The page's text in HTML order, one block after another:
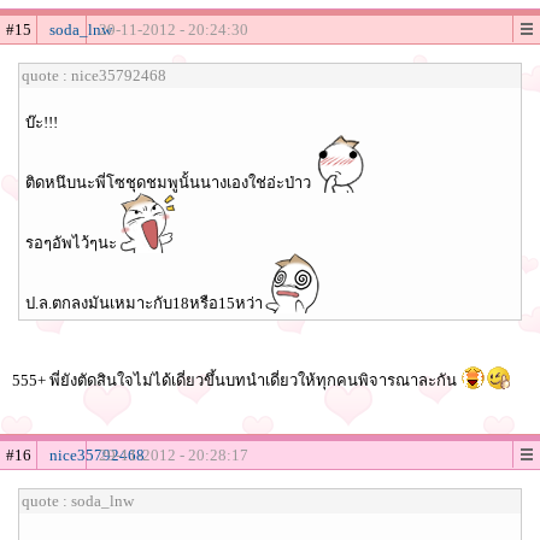
#15 soda_lnw29-11-2012 - 20:24:30
quote : nice35792468
บ๊ะ!!!
ติดหนึบนะพี่โซชุดชมพูนั้นนางเองใช่อ่ะป่าว
รอๆอัพไว้ๆนะ
ป.ล.ตกลงมันเหมาะกับ18หรือ15หว่า
555+ พี่ยังตัดสินใจไม่ได้เดี่ยวขึ้นบทนำเดี่ยวให้ทุกคนพิจารณาละกัน
#16 nice3579246829-11-2012 - 20:28:17
quote : soda_lnw